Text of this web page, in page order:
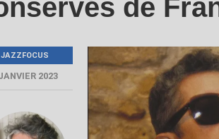
de
JAZZFOCUS
2023